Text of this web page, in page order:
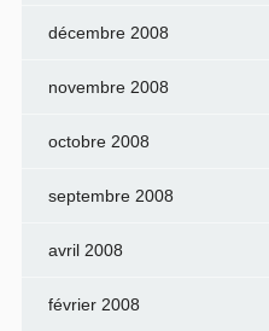
décembre 2008
novembre 2008
octobre 2008
septembre 2008
avril 2008
février 2008